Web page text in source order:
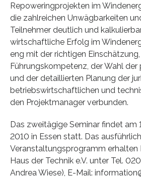
Repoweringprojekten im
die zahlreichen Unwägbarkeiten
Teilnehmer deutlich und
wirtschaftliche Erfolg im
eng mit der richtigen
Führungskompetenz, der Wahl der
und der detaillierten Planung der
betriebswirtschaftlichen und
den Projektmanager verbunden.
Das zweitägige Seminar findet am
2010 in Essen statt. Das
Veranstaltungsprogramm erhalten
Haus der Technik e.V. unter Tel.
Andrea Wiese), E-Mail: